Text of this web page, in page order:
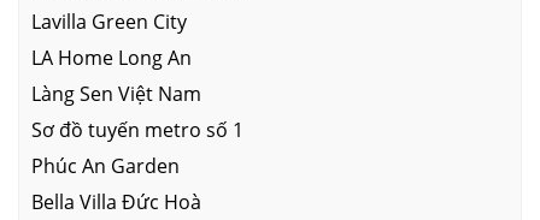
Lavilla Green City
LA Home Long An
Làng Sen Việt Nam
Sơ đồ tuyến metro số 1
Phúc An Garden
Bella Villa Đức Hoà